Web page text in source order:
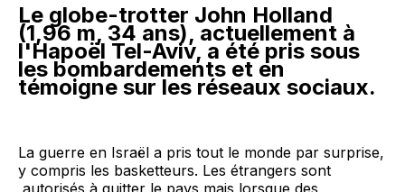
Le globe-trotter John Holland
(1,96 m, 34 ans), actuellement à
l'Hapoël Tel-Aviv, a été pris sous
les bombardements et en
témoigne sur les réseaux sociaux.
La guerre en Israël a pris tout le monde par surprise,
y compris les basketteurs. Les étrangers sont
autorisés à quitter le pays mais lorsque des